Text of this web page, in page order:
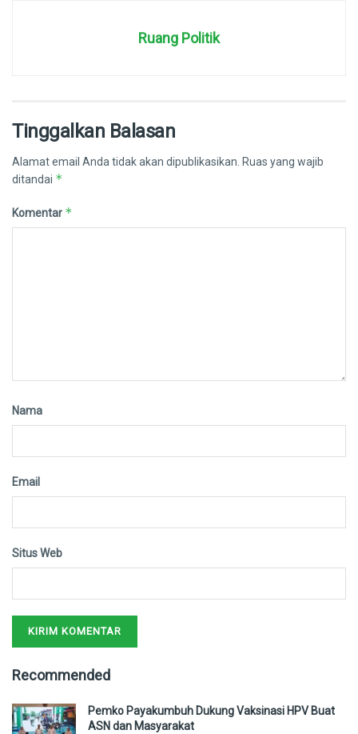
Ruang Politik
Tinggalkan Balasan
Alamat email Anda tidak akan dipublikasikan. Ruas yang wajib
ditandai *
Komentar *
Nama
Email
Situs Web
Recommended
Pemko Payakumbuh Dukung Vaksinasi HPV Buat
ASN dan Masyarakat